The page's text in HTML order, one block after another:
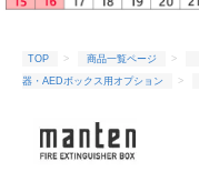
TOP 商品一覧ページ
器・AEDボックス用オプション